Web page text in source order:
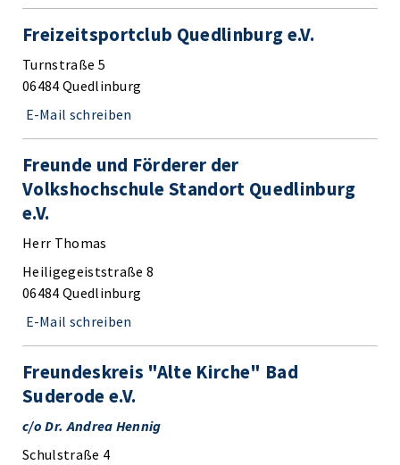
Freizeitsportclub Quedlinburg e.V.
Turnstraße 5
06484 Quedlinburg
E-Mail schreiben
Freunde und Förderer der
Volkshochschule Standort Quedlinburg
e.V.
Herr Thomas
Heiligegeiststraße 8
06484 Quedlinburg
E-Mail schreiben
Freundeskreis "Alte Kirche" Bad
Suderode e.V.
c/o Dr. Andrea Hennig
Schulstraße 4